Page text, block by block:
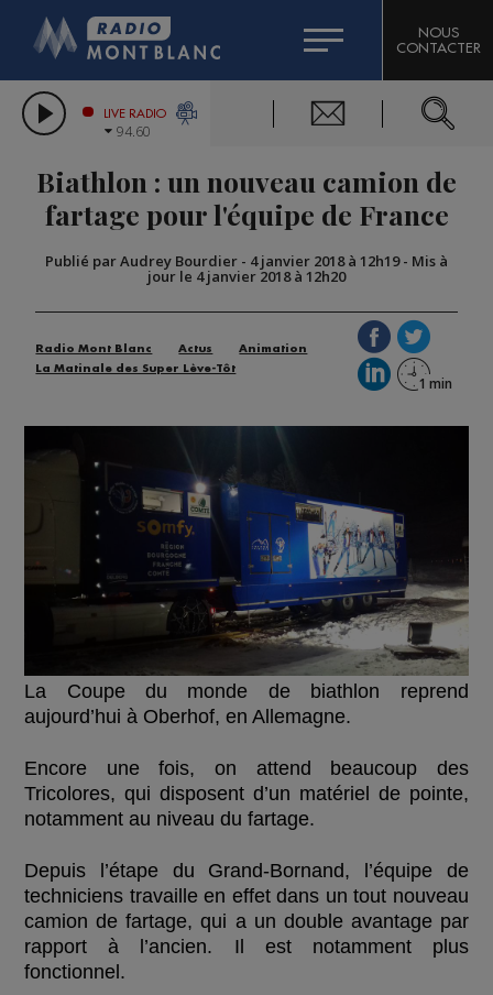
LES CHRONIQUES DE L'EXPERT
CITIZEN MACHINERY
GRAND MASSIF DOMAINES SKIABLES
BIGARD
COMPAGNIE DU MONT-BLANC
NOUS
CONTACTER
LIVE RADIO
94.60
Biathlon : un nouveau camion de
fartage pour l'équipe de France
Publié par Audrey Bourdier - 4 janvier 2018 à 12h19- Mis à
jour le 4 janvier 2018 à 12h20
Radio Mont Blanc Actus
Animation
La Matinale des Super Lève-Tôt
La Coupe du monde de biathlon reprend
aujourd’hui à Oberhof, en Allemagne.
Encore une fois, on attend beaucoup des
Tricolores, qui disposent d’un matériel de pointe,
notamment au niveau du fartage.
Depuis l’étape du Grand-Bornand, l’équipe de
techniciens travaille en effet dans un tout nouveau
camion de fartage, qui a un double avantage par
rapport à l’ancien. Il est notamment plus
fonctionnel.